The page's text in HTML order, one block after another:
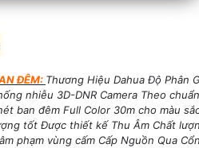
ĐÊM: Thương Hiệu Dahua Độ Phân
nhiễu 3D-DNR Camera Theo chuẩn
ban đêm Full Color 30m cho màu
tốt Được thiết kế Thu Âm Chất
phạm vùng cấm Cấp Nguồn Qua